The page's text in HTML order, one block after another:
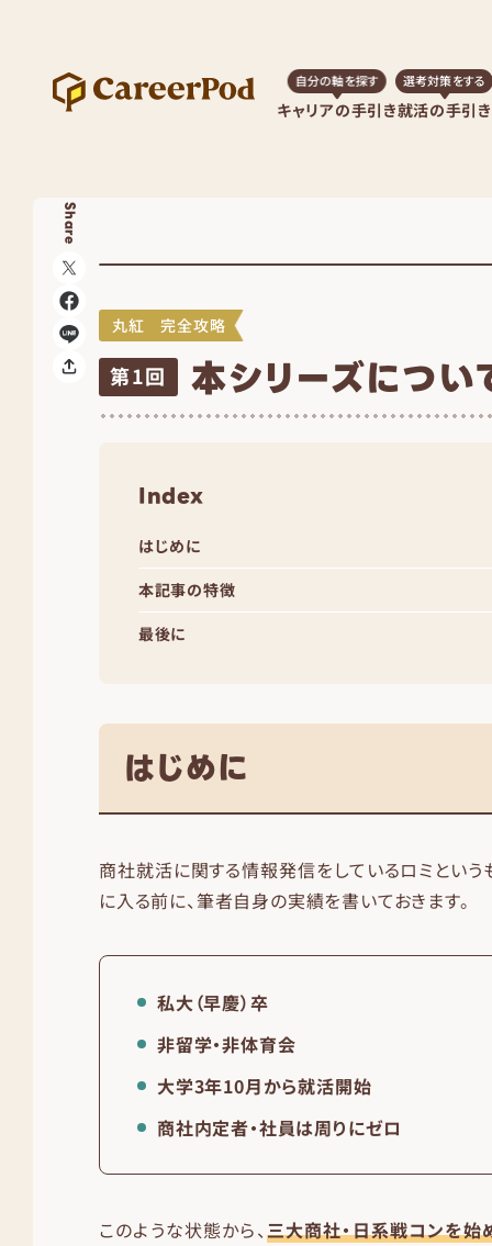
キャリアの手引き
自分の軸を探す
就活の手引き
選考対策をする
Share
丸紅 完全攻略
第1回 本シリーズについ
Index
はじめに
本記事の特徴
最後に
はじめに
商社就活に関する情報発信をしているロミという
に入る前に、筆者自身の実績を書いておきます。
私大（早慶）卒
非留学・非体育会
大学3年10月から就活開始
商社内定者・社員は周りにゼロ
このような状態から、三大商社・日系戦コンを始